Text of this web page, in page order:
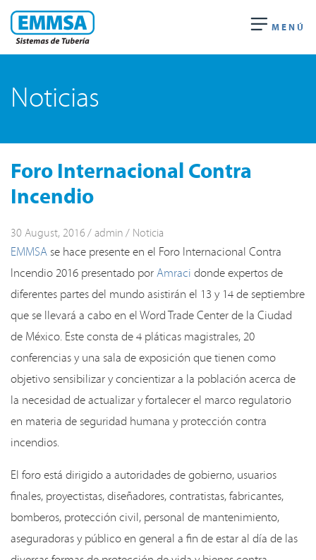
MENÚ
Noticias
Foro Internacional Contra
Incendio
30 August, 2016 admin Noticia
EMMSA se hace presente en el Foro Internacional Contra
Incendio 2016 presentado por Amraci donde expertos de
diferentes partes del mundo asistirán el 13 y 14 de septiembre
que se llevará a cabo en el Word Trade Center de la Ciudad
de México. Este consta de 4 pláticas magistrales, 20
conferencias y una sala de exposición que tienen como
objetivo sensibilizar y concientizar a la población acerca de
la necesidad de actualizar y fortalecer el marco regulatorio
en materia de seguridad humana y protección contra
incendios.
El foro está dirigido a autoridades de gobierno, usuarios
finales, proyectistas, diseñadores, contratistas, fabricantes,
bomberos, protección civil, personal de mantenimiento,
aseguradoras y público en general a fin de estar al día de las